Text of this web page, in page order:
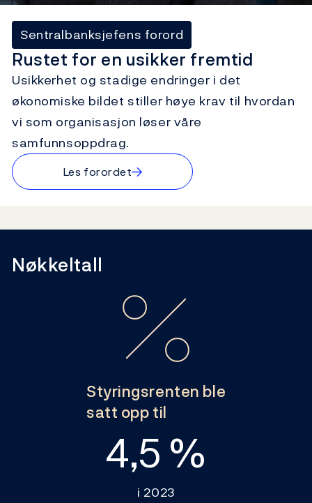
Video
Rustet for en usikker fremtid
Sentralbanksjefens forord
Usikkerhet og stadige endringer i det
økonomiske bildet stiller høye krav til hvordan
vi som organisasjon løser våre
samfunnsoppdrag.
Les forordet→
Nøkkeltall
Styringsrenten ble
satt opp til
4,5 %
i 2023